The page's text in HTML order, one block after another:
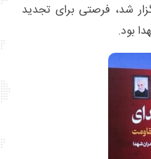
شد، فرصتی برای تجدید
بود.